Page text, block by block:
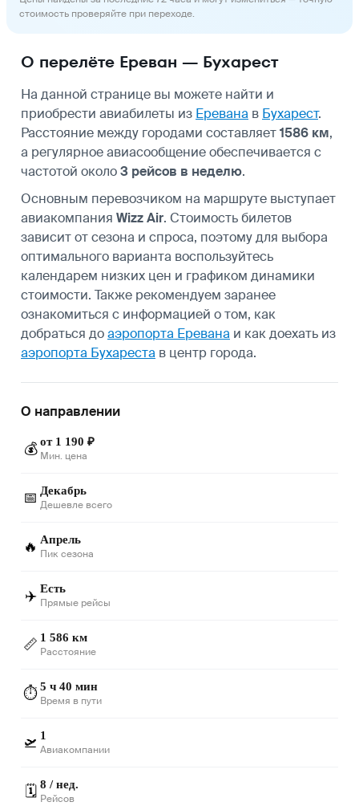
стоимость проверяйте при переходе.
О перелёте Ереван — Бухарест
На данной странице вы можете найти и
приобрести авиабилеты из Еревана в Бухарест.
Расстояние между городами составляет1586 км,
а регулярное авиасообщение обеспечивается с
частотой около3 рейсов в неделю.
Основным перевозчиком на маршруте выступает
авиакомпания Wizz Air. Стоимость билетов
зависит от сезона и спроса, поэтому для выбора
оптимального варианта воспользуйтесь
календарем низких цен и графиком динамики
стоимости. Также рекомендуем заранее
ознакомиться с информацией о том, как
добраться доаэропорта Еревана и как доехать из
аэропорта Бухареста в центр города.
О направлении
💰 от 1 190 ₽
Мин. цена
📅 Декабрь
Дешевле всего
🔥 Апрель
Пик сезона
✈️ Есть
Прямые рейсы
📏 1 586 км
Расстояние
⏱️5 ч 40 мин
Время в пути
🛫 1
Авиакомпании
🗓️ 8 / нед.
Рейсов